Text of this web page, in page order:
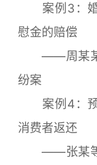
案例3：婚
慰金的赔偿
——周某某
纷案
案例4：预
消费者返还
——张某等